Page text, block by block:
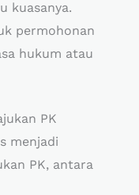
kuasanya.
permohonan
hukum atau
PK
menjadi
PK, antara